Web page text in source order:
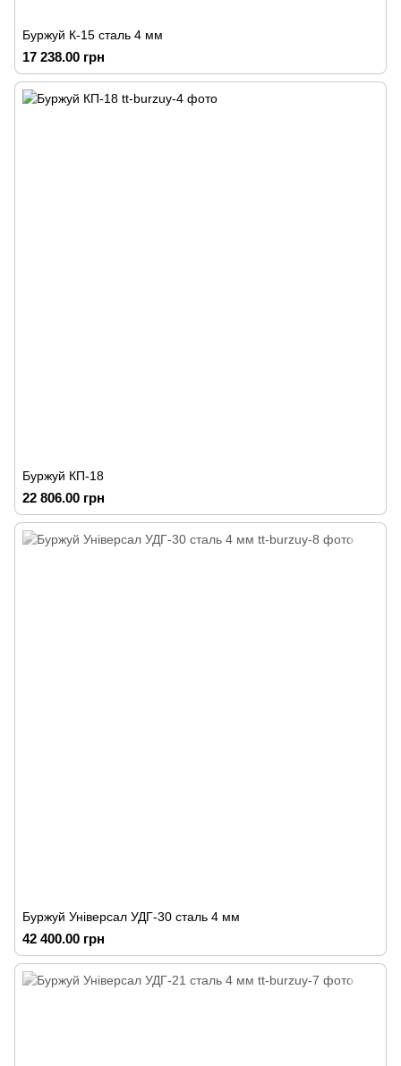
Буржуй К-15 сталь 4 мм
17 238.00 грн
Буржуй КП-18
22 806.00 грн
Буржуй Універсал УДГ-30 сталь 4 мм
42 400.00 грн